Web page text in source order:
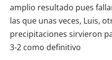
amplio resultado pues
las que unas veces, Luis,
precipitaciones sirvieron
3-2 como definitivo